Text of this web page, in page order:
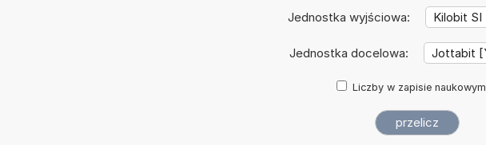
Jednostka wyjściowa:
Jednostka docelowa:
Liczby w zapisie naukowym